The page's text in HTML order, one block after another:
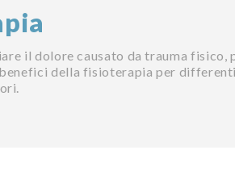
il dolore causato da trauma fisico,
della fisioterapia per